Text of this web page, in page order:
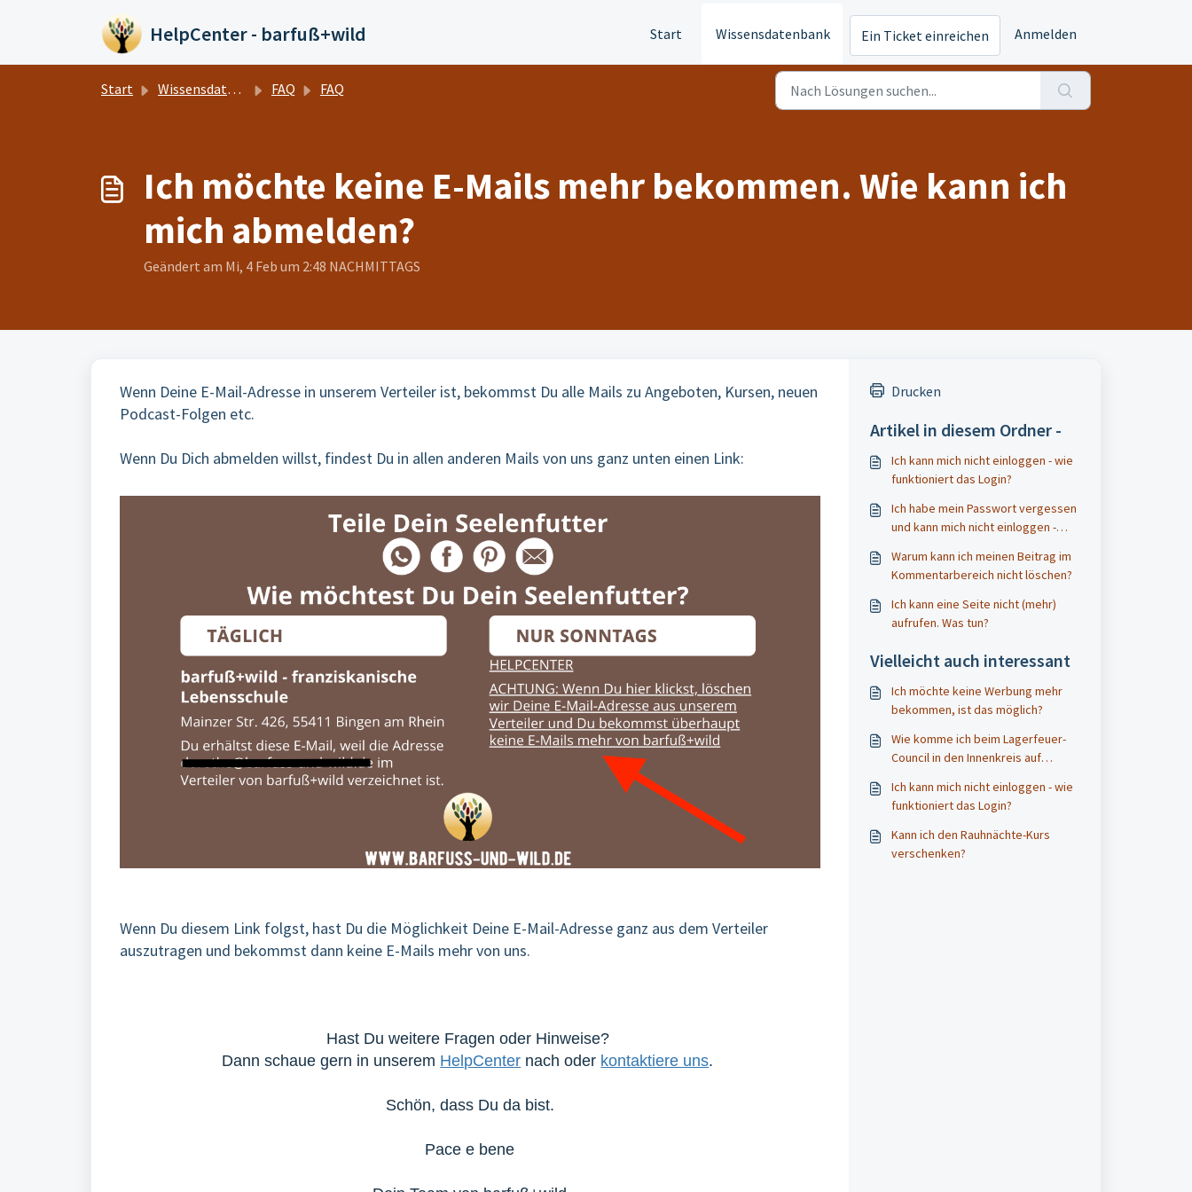
HelpCenter - barfuß+wild Start Wissensdatenbank Ein Ticket einreichen Anmelden
Start Wissensdatenbank FAQ FAQ
Ich möchte keine E-Mails mehr bekommen. Wie kann ich
mich abmelden?
Geändert am Mi, 4 Feb um 2:48 NACHMITTAGS
Wenn Deine E-Mail-Adresse in unserem Verteiler ist, bekommst Du alle Mails zu Angeboten, Kursen, neuen
Podcast-Folgen etc.
Wenn Du Dich abmelden willst, findest Du in allen anderen Mails von uns ganz unten einen Link:
Wenn Du diesem Link folgst, hast Du die Möglichkeit Deine E-Mail-Adresse ganz aus dem Verteiler
auszutragen und bekommst dann keine E-Mails mehr von uns.
Hast Du weitere Fragen oder Hinweise?
Dann schaue gern in unserem HelpCenter nach oder kontaktiere uns.
Schön, dass Du da bist.
Pace e bene
Drucken
Artikel in diesem Ordner -
Ich kann mich nicht einloggen - wie
funktioniert das Login?
Ich habe mein Passwort vergessen
und kann mich nicht einloggen -
Warum kann ich meinen Beitrag im
Kommentarbereich nicht löschen?
Ich kann eine Seite nicht (mehr)
aufrufen. Was tun?
Vielleicht auch interessant
Ich möchte keine Werbung mehr
bekommen, ist das möglich?
Wie komme ich beim Lagerfeuer-
Council in den Innenkreis auf
Ich kann mich nicht einloggen - wie
funktioniert das Login?
Kann ich den Rauhnächte-Kurs
verschenken?